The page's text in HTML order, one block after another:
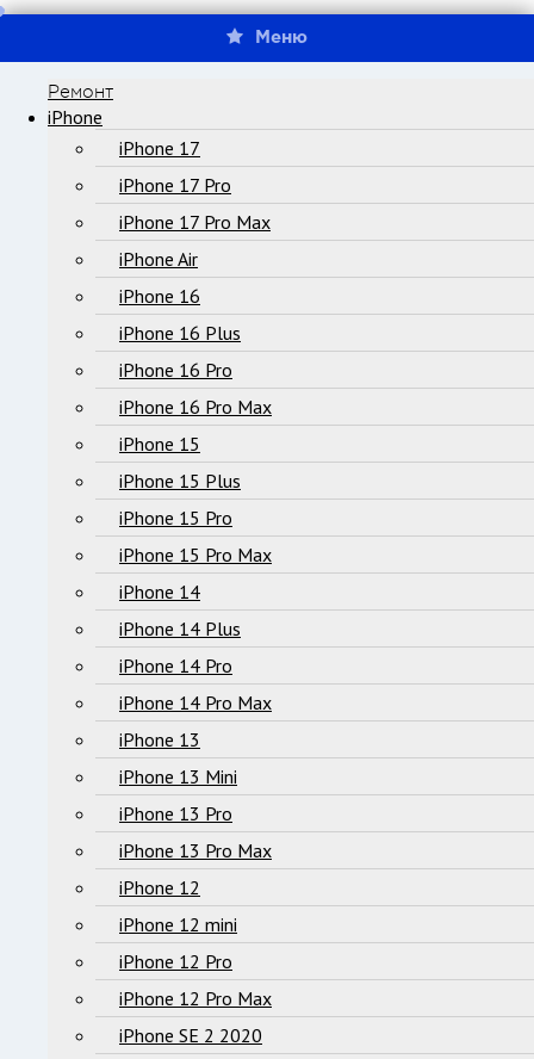
Меню
Ремонт
iPhone
iPhone 17
iPhone 17 Pro
iPhone 17 Pro Max
iPhone Air
iPhone 16
iPhone 16 Plus
iPhone 16 Pro
iPhone 16 Pro Max
iPhone 15
iPhone 15 Plus
iPhone 15 Pro
iPhone 15 Pro Max
iPhone 14
iPhone 14 Plus
iPhone 14 Pro
iPhone 14 Pro Max
iPhone 13
iPhone 13 Mini
iPhone 13 Pro
iPhone 13 Pro Max
iPhone 12
iPhone 12 mini
iPhone 12 Pro
iPhone 12 Pro Max
iPhone SE 2 2020